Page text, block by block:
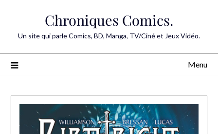
Chroniques Comics.
Un site qui parle Comics, BD, Manga, TV/Ciné et Jeux Vidéo.
Menu